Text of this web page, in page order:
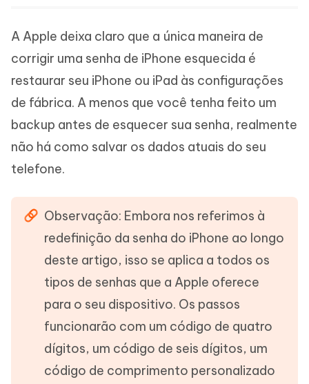
A Apple deixa claro que a única maneira de
corrigir uma senha de iPhone esquecida é
restaurar seu iPhone ou iPad às configurações
de fábrica. A menos que você tenha feito um
backup antes de esquecer sua senha, realmente
não há como salvar os dados atuais do seu
telefone.
Observação: Embora nos referimos à
redefinição da senha do iPhone ao longo
deste artigo, isso se aplica a todos os
tipos de senhas que a Apple oferece
para o seu dispositivo. Os passos
funcionarão com um código de quatro
dígitos, um código de seis dígitos, um
código de comprimento personalizado